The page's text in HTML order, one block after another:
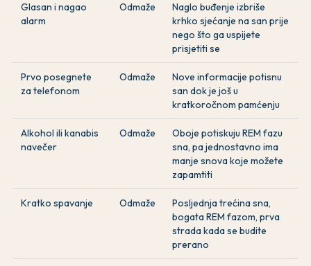
Glasan i nagao
alarm
Odmaže
Naglo buđenje izbriše
krhko sjećanje na san prije
nego što ga uspijete
prisjetiti se
Prvo posegnete
za telefonom
Odmaže
Nove informacije potisnu
san dok je još u
kratkoročnom pamćenju
Alkohol ili kanabis
navečer
Odmaže
Oboje potiskuju REM fazu
sna, pa jednostavno ima
manje snova koje možete
zapamtiti
Kratko spavanje Odmaže
Posljednja trećina sna,
bogata REM fazom, prva
strada kada se budite
prerano